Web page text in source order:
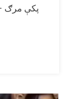
پکې مرګ